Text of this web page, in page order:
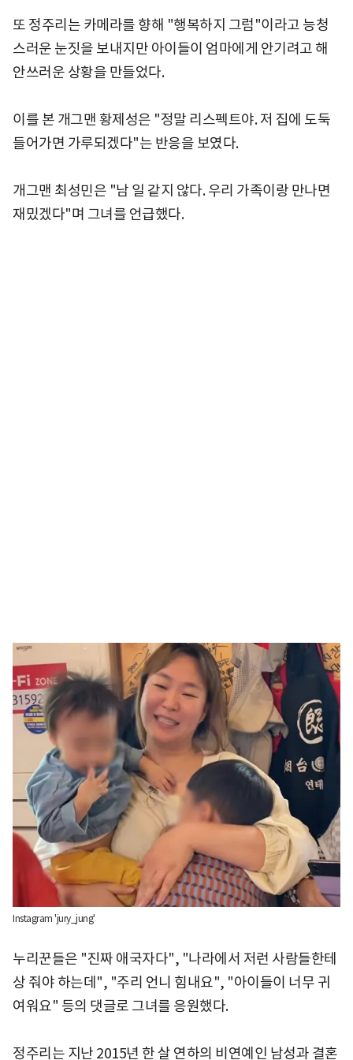
또 정주리는 카메라를 향해 "행복하지 그럼"이라고 능청
스러운 눈짓을 보내지만 아이들이 엄마에게 안기려고 해
안쓰러운 상황을 만들었다.
이를 본 개그맨 황제성은 "정말 리스펙트야. 저 집에 도둑
들어가면 가루되겠다"는 반응을 보였다.
개그맨 최성민은 "남 일 같지 않다. 우리 가족이랑 만나면
재밌겠다"며 그녀를 언급했다.
Instagram 'jury_jung'
누리꾼들은 "진짜 애국자다", "나라에서 저런 사람들한테
상 줘야 하는데", "주리 언니 힘내요", "아이들이 너무 귀
여워요" 등의 댓글로 그녀를 응원했다.
정주리는 지난 2015년 한 살 연하의 비연예인 남성과 결혼